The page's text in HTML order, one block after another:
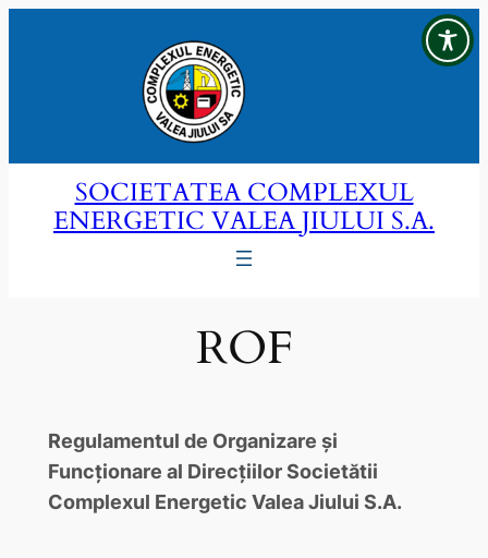
SOCIETATEA COMPLEXUL
ENERGETIC VALEA JIULUI S.A.
ROF
Regulamentul de Organizare și
Funcționare al Direcțiilor Societătii
Complexul Energetic Valea Jiului S.A.